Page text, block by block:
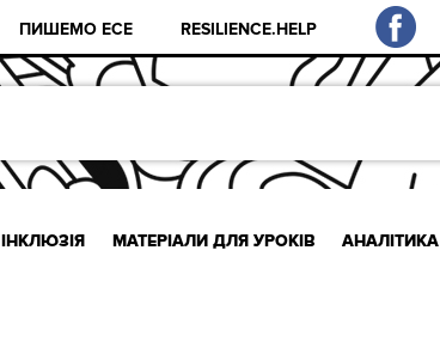
ПИШЕМО ЕСЕ RESILIENCE.HELP
ІНКЛЮЗІЯ МАТЕРІАЛИ ДЛЯ УРОКІВ АНАЛІТИКА